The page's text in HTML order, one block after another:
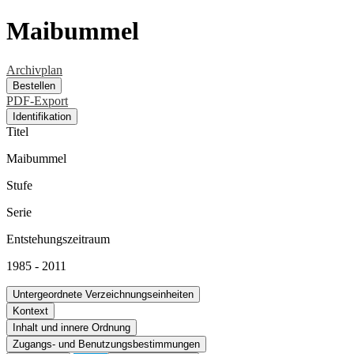
Maibummel
Archivplan
Bestellen
PDF-Export
Identifikation
Titel
Maibummel
Stufe
Serie
Entstehungszeitraum
1985 - 2011
Untergeordnete Verzeichnungseinheiten
Kontext
Inhalt und innere Ordnung
Zugangs- und Benutzungsbestimmungen